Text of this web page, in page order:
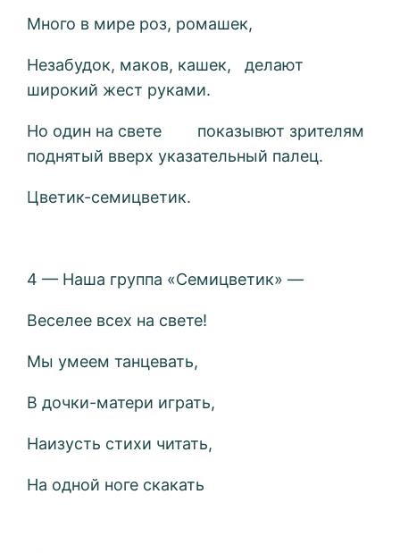
Много в мире роз, ромашек,
Незабудок, маков, кашек, делают
широкий жест руками.
Но один на свете показывют зрителям
поднятый вверх указательный палец.
Цветик-семицветик.
4 — Наша группа «Семицветик» —
Веселее всех на свете!
Мы умеем танцевать,
В дочки-матери играть,
Наизусть стихи читать,
На одной ноге скакать